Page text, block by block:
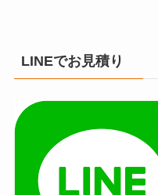
LINEでお見積り